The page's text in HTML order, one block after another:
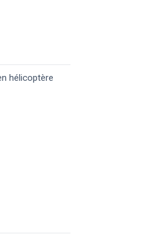
hélicoptère